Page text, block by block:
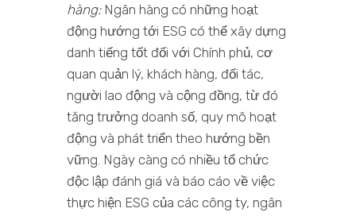
hàng: Ngân hàng có những hoạt
động hướng tới ESG có thể xây dựng
danh tiếng tốt đối với Chính phủ, cơ
quan quản lý, khách hàng, đối tác,
người lao động và cộng đồng, từ đó
tăng trưởng doanh số, quy mô hoạt
động và phát triển theo hướng bền
vững. Ngày càng có nhiều tổ chức
độc lập đánh giá và báo cáo về việc
thực hiện ESG của các công ty, ngân